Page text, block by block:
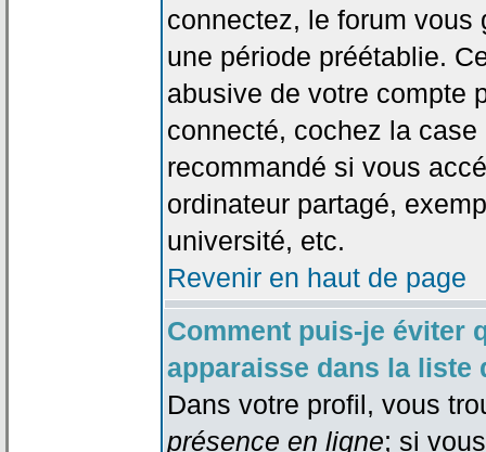
connectez, le forum vous
une période préétablie.
abusive de votre compte
connecté, cochez la
recommandé si vous
ordinateur partagé,
université, etc.
Revenir en haut de page
Comment puis-je éviter
apparaisse dans la liste
Dans votre profil, vous
présence en ligne; si